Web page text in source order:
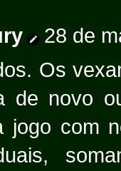
28 de
Os
de novo
jogo com